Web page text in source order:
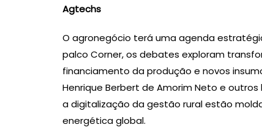
Agtechs
O agronegócio terá uma agenda
palco Corner, os debates exploram
financiamento da produção e novos
Henrique Berbert de Amorim Neto e
a digitalização da gestão rural estão
energética global.